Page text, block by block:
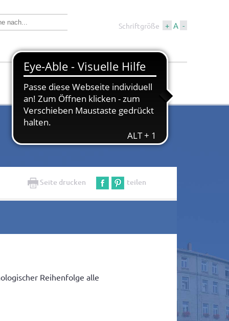
Schriftgröße + A -
Wirtschaft &
Bauen
Tourismus &
Kultur
Seite drucken teilen
Reihenfolge alle